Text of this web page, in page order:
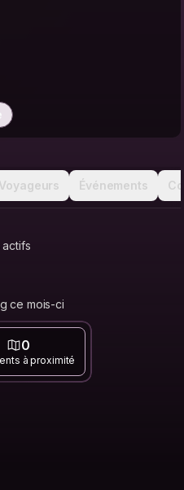
Voyageurs Événements
actifs
ce mois-ci
0
à proximité